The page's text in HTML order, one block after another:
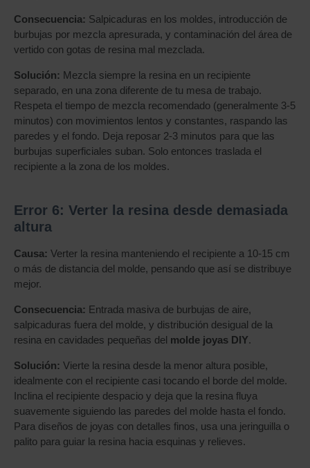
Consecuencia: Salpicaduras en los moldes, introducción de
burbujas por mezcla apresurada, y contaminación del área de
vertido con gotas de resina mal mezclada.
Solución: Mezcla siempre la resina en un recipiente
separado, en una zona diferente de tu mesa de trabajo.
Respeta el tiempo de mezcla recomendado (generalmente 3-5
minutos) con movimientos lentos y constantes, raspando las
paredes y el fondo. Deja reposar 2-3 minutos para que las
burbujas superficiales suban. Solo entonces traslada el
recipiente a la zona de los moldes.
Error 6: Verter la resina desde demasiada
altura
Causa: Verter la resina manteniendo el recipiente a 10-15 cm
o más de distancia del molde, pensando que así se distribuye
mejor.
Consecuencia: Entrada masiva de burbujas de aire,
salpicaduras fuera del molde, y distribución desigual de la
resina en cavidades pequeñas del molde joyas DIY.
Solución: Vierte la resina desde la menor altura posible,
idealmente con el recipiente casi tocando el borde del molde.
Inclina el recipiente despacio y deja que la resina fluya
suavemente siguiendo las paredes del molde hasta el fondo.
Para diseños de joyas con detalles finos, usa una jeringuilla o
palito para guiar la resina hacia esquinas y relieves.